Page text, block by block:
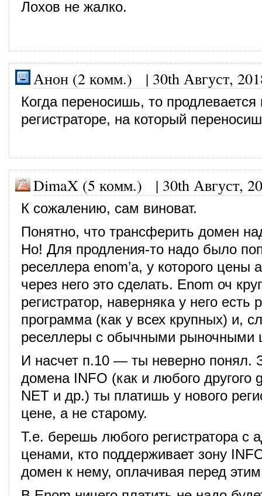
Лохов не жалко.
Анон (2 комм.) | 30th Август,
Когда переносишь, то продлевается
регистраторе, на который
DimaX (5 комм.) | 30th Август,
К сожалению, сам виноват.
Понятно, что трансферить домен
Но! Для продления-то надо было
реселлера enom’а, у которого цены
через него это сделать. Enom оч
регистратор, наверняка у него есть
программа (как у всех крупных) и,
реселлеры с обычными рыночными
И насчет п.10 — ты неверно понял.
домена INFO (как и любого другого
NET и др.) ты платишь у нового
цене, а не старому.
Т.е. берешь любого регистратора с
ценами, кто поддерживает зону
домен к нему, оплачивая перед